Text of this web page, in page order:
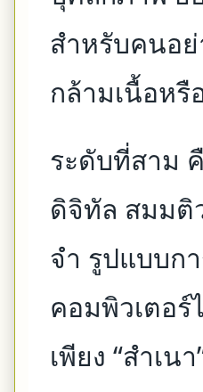
สำหรับคนอ
กล้ามเนื้อหรื
ระดับที่สาม
ดิจิทัล สมมติ
จำ รูปแบบก
คอมพิวเตอ
เพียง “สำเ